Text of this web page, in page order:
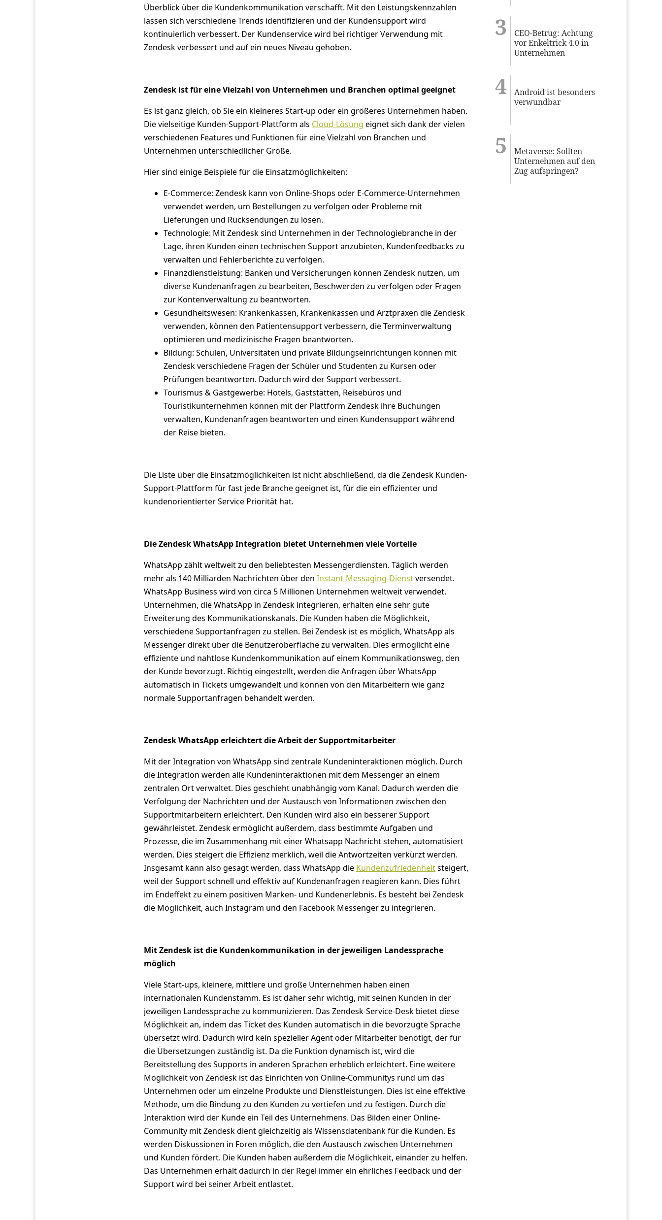
Überblick über die Kundenkommunikation verschafft. Mit den Leistungskennzahlen
lassen sich verschiedene Trends identifizieren und der Kundensupport wird
kontinuierlich verbessert. Der Kundenservice wird bei richtiger Verwendung mit
Zendesk verbessert und auf ein neues Niveau gehoben.
Zendesk ist für eine Vielzahl von Unternehmen und Branchen optimal geeignet
Es ist ganz gleich, ob Sie ein kleineres Start-up oder ein größeres Unternehmen haben.
Die vielseitige Kunden-Support-Plattform als Cloud-Lösung eignet sich dank der vielen
verschiedenen Features und Funktionen für eine Vielzahl von Branchen und
Unternehmen unterschiedlicher Größe.
Hier sind einige Beispiele für die Einsatzmöglichkeiten:
E-Commerce: Zendesk kann von Online-Shops oder E-Commerce-Unternehmen
verwendet werden, um Bestellungen zu verfolgen oder Probleme mit
Lieferungen und Rücksendungen zu lösen.
Technologie: Mit Zendesk sind Unternehmen in der Technologiebranche in der
Lage, ihren Kunden einen technischen Support anzubieten, Kundenfeedbacks zu
verwalten und Fehlerberichte zu verfolgen.
Finanzdienstleistung: Banken und Versicherungen können Zendesk nutzen, um
diverse Kundenanfragen zu bearbeiten, Beschwerden zu verfolgen oder Fragen
zur Kontenverwaltung zu beantworten.
Gesundheitswesen: Krankenkassen, Krankenkassen und Arztpraxen die Zendesk
verwenden, können den Patientensupport verbessern, die Terminverwaltung
optimieren und medizinische Fragen beantworten.
Bildung: Schulen, Universitäten und private Bildungseinrichtungen können mit
Zendesk verschiedene Fragen der Schüler und Studenten zu Kursen oder
Prüfungen beantworten. Dadurch wird der Support verbessert.
Tourismus & Gastgewerbe: Hotels, Gaststätten, Reisebüros und
Touristikunternehmen können mit der Plattform Zendesk ihre Buchungen
verwalten, Kundenanfragen beantworten und einen Kundensupport während
der Reise bieten.
Die Liste über die Einsatzmöglichkeiten ist nicht abschließend, da die Zendesk Kunden-
Support-Plattform für fast jede Branche geeignet ist, für die ein effizienter und
kundenorientierter Service Priorität hat.
Die Zendesk WhatsApp Integration bietet Unternehmen viele Vorteile
WhatsApp zählt weltweit zu den beliebtesten Messengerdiensten. Täglich werden
mehr als 140 Milliarden Nachrichten über den Instant-Messaging-Dienstversendet.
WhatsApp Business wird von circa 5 Millionen Unternehmen weltweit verwendet.
Unternehmen, die WhatsApp in Zendesk integrieren, erhalten eine sehr gute
Erweiterung des Kommunikationskanals. Die Kunden haben die Möglichkeit,
verschiedene Supportanfragen zu stellen. Bei Zendesk ist es möglich, WhatsApp als
Messenger direkt über die Benutzeroberfläche zu verwalten. Dies ermöglicht eine
effiziente und nahtlose Kundenkommunikation auf einem Kommunikationsweg, den
der Kunde bevorzugt. Richtig eingestellt, werden die Anfragen über WhatsApp
automatisch in Tickets umgewandelt und können von den Mitarbeitern wie ganz
normale Supportanfragen behandelt werden.
Zendesk WhatsApp erleichtert die Arbeit der Supportmitarbeiter
Mit der Integration von WhatsApp sind zentrale Kundeninteraktionen möglich. Durch
die Integration werden alle Kundeninteraktionen mit dem Messenger an einem
zentralen Ort verwaltet. Dies geschieht unabhängig vom Kanal. Dadurch werden die
Verfolgung der Nachrichten und der Austausch von Informationen zwischen den
Supportmitarbeitern erleichtert. Den Kunden wird also ein besserer Support
gewährleistet. Zendesk ermöglicht außerdem, dass bestimmte Aufgaben und
Prozesse, die im Zusammenhang mit einer Whatsapp Nachricht stehen, automatisiert
werden. Dies steigert die Effizienz merklich, weil die Antwortzeiten verkürzt werden.
Insgesamt kann also gesagt werden, dass WhatsApp die Kundenzufriedenheitsteigert,
weil der Support schnell und effektiv auf Kundenanfragen reagieren kann. Dies führt
im Endeffekt zu einem positiven Marken- und Kundenerlebnis. Es besteht bei Zendesk
die Möglichkeit, auch Instagram und den Facebook Messenger zu integrieren.
Mit Zendesk ist die Kundenkommunikation in der jeweiligen Landessprache
möglich
Viele Start-ups, kleinere, mittlere und große Unternehmen haben einen
internationalen Kundenstamm. Es ist daher sehr wichtig, mit seinen Kunden in der
jeweiligen Landessprache zu kommunizieren. Das Zendesk-Service-Desk bietet diese
Möglichkeit an, indem das Ticket des Kunden automatisch in die bevorzugte Sprache
übersetzt wird. Dadurch wird kein spezieller Agent oder Mitarbeiter benötigt, der für
die Übersetzungen zuständig ist. Da die Funktion dynamisch ist, wird die
Bereitstellung des Supports in anderen Sprachen erheblich erleichtert. Eine weitere
Möglichkeit von Zendesk ist das Einrichten von Online-Communitys rund um das
Unternehmen oder um einzelne Produkte und Dienstleistungen. Dies ist eine effektive
Methode, um die Bindung zu den Kunden zu vertiefen und zu festigen. Durch die
Interaktion wird der Kunde ein Teil des Unternehmens. Das Bilden einer Online-
Community mit Zendesk dient gleichzeitig als Wissensdatenbank für die Kunden. Es
werden Diskussionen in Foren möglich, die den Austausch zwischen Unternehmen
und Kunden fördert. Die Kunden haben außerdem die Möglichkeit, einander zu helfen.
Das Unternehmen erhält dadurch in der Regel immer ein ehrliches Feedback und der
Support wird bei seiner Arbeit entlastet.
CEO-Betrug: Achtung
vor Enkeltrick 4.0 in
Unternehmen
Android ist besonders
verwundbar
Metaverse: Sollten
Unternehmen auf den
Zug aufspringen?